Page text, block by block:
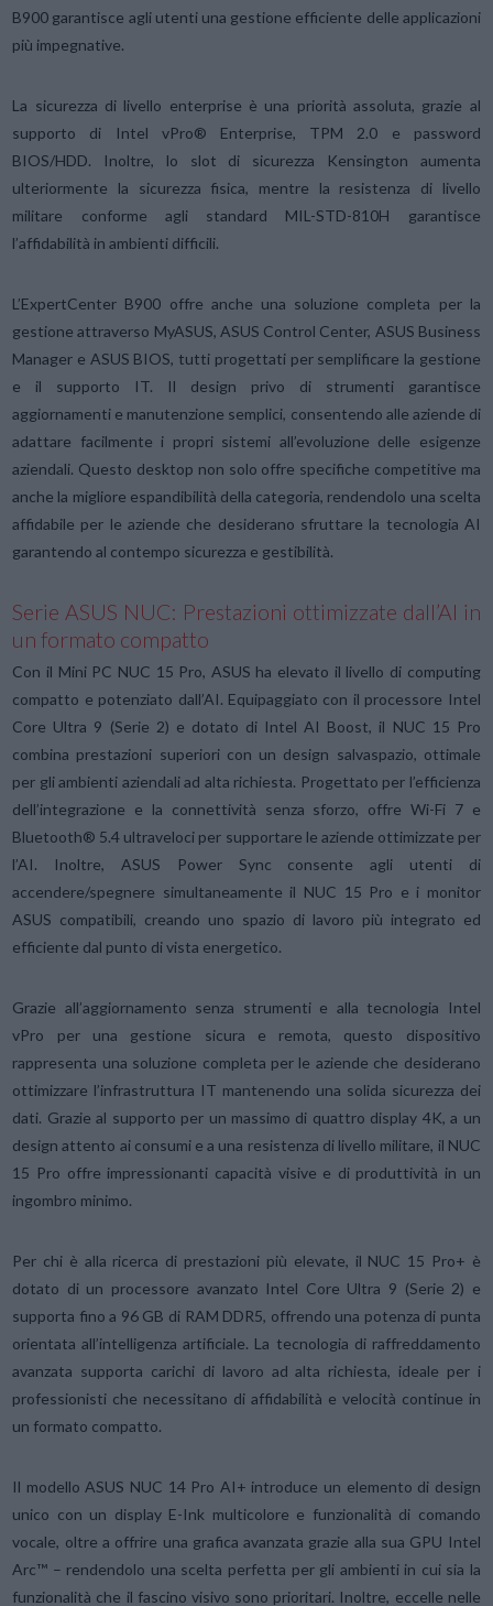
B900 garantisce agli utenti una gestione efficiente delle applicazioni
più impegnative.
La sicurezza di livello enterprise è una priorità assoluta, grazie al
supporto di Intel vPro® Enterprise, TPM 2.0 e password
BIOS/HDD. Inoltre, lo slot di sicurezza Kensington aumenta
ulteriormente la sicurezza fisica, mentre la resistenza di livello
militare conforme agli standard MIL-STD-810H garantisce
l’affidabilità in ambienti difficili.
L’ExpertCenter B900 offre anche una soluzione completa per la
gestione attraverso MyASUS, ASUS Control Center, ASUS Business
Manager e ASUS BIOS, tutti progettati per semplificare la gestione
e il supporto IT. Il design privo di strumenti garantisce
aggiornamenti e manutenzione semplici, consentendo alle aziende di
adattare facilmente i propri sistemi all’evoluzione delle esigenze
aziendali. Questo desktop non solo offre specifiche competitive ma
anche la migliore espandibilità della categoria, rendendolo una scelta
affidabile per le aziende che desiderano sfruttare la tecnologia AI
garantendo al contempo sicurezza e gestibilità.
Serie ASUS NUC: Prestazioni ottimizzate dall’AI in
un formato compatto
Con il Mini PC NUC 15 Pro, ASUS ha elevato il livello di computing
compatto e potenziato dall’AI. Equipaggiato con il processore Intel
Core Ultra 9 (Serie 2) e dotato di Intel AI Boost, il NUC 15 Pro
combina prestazioni superiori con un design salvaspazio, ottimale
per gli ambienti aziendali ad alta richiesta. Progettato per l’efficienza
dell’integrazione e la connettività senza sforzo, offre Wi-Fi 7 e
Bluetooth® 5.4 ultraveloci per supportare le aziende ottimizzate per
l’AI. Inoltre, ASUS Power Sync consente agli utenti di
accendere/spegnere simultaneamente il NUC 15 Pro e i monitor
ASUS compatibili, creando uno spazio di lavoro più integrato ed
efficiente dal punto di vista energetico.
Grazie all’aggiornamento senza strumenti e alla tecnologia Intel
vPro per una gestione sicura e remota, questo dispositivo
rappresenta una soluzione completa per le aziende che desiderano
ottimizzare l’infrastruttura IT mantenendo una solida sicurezza dei
dati. Grazie al supporto per un massimo di quattro display 4K, a un
design attento ai consumi e a una resistenza di livello militare, il NUC
15 Pro offre impressionanti capacità visive e di produttività in un
ingombro minimo.
Per chi è alla ricerca di prestazioni più elevate, il NUC 15 Pro+ è
dotato di un processore avanzato Intel Core Ultra 9 (Serie 2) e
supporta fino a 96 GB di RAM DDR5, offrendo una potenza di punta
orientata all’intelligenza artificiale. La tecnologia di raffreddamento
avanzata supporta carichi di lavoro ad alta richiesta, ideale per i
professionisti che necessitano di affidabilità e velocità continue in
un formato compatto.
Il modello ASUS NUC 14 Pro AI+ introduce un elemento di design
unico con un display E-Ink multicolore e funzionalità di comando
vocale, oltre a offrire una grafica avanzata grazie alla sua GPU Intel
Arc™ – rendendolo una scelta perfetta per gli ambienti in cui sia la
funzionalità che il fascino visivo sono prioritari. Inoltre, eccelle nelle